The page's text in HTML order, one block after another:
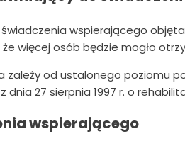
wspierającego
więcej osób będzie mogło
zależy od ustalonego poziomu
27 sierpnia 1997 r. o
wspierającego